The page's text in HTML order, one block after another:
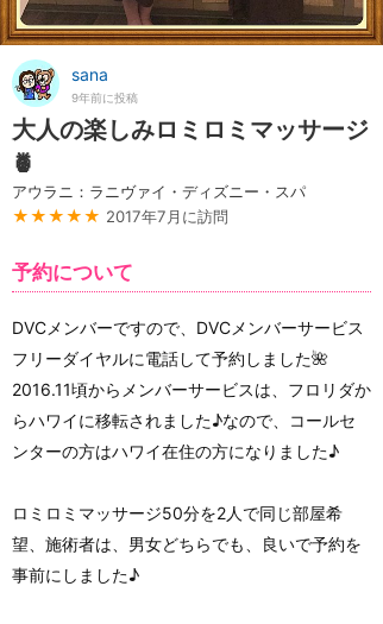
sana
9年前に投稿
大人の楽しみロミロミマッサージ
🍍
アウラニ：ラニヴァイ・ディズニー・スパ
★★★★★ 2017年7月に訪問
予約について
DVCメンバーですので、DVCメンバーサービス
フリーダイヤルに電話して予約しました🌺
2016.11頃からメンバーサービスは、フロリダか
らハワイに移転されました♪なので、コールセ
ンターの方はハワイ在住の方になりました♪
ロミロミマッサージ50分を2人で同じ部屋希
望、施術者は、男女どちらでも、良いで予約を
事前にしました♪